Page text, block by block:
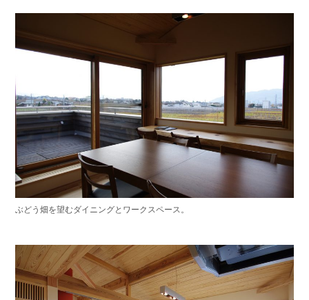
ぶどう畑を望むダイニングとワークスペース。